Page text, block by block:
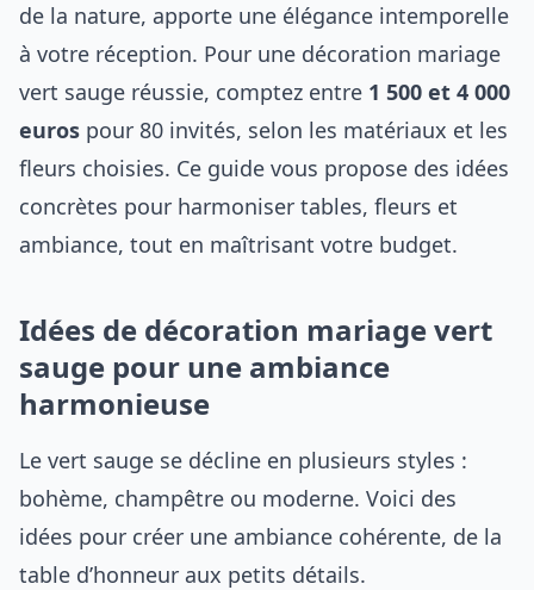
de la nature, apporte une élégance intemporelle
à votre réception. Pour une décoration mariage
vert sauge réussie, comptez entre 1 500 et 4 000
euros pour 80 invités, selon les matériaux et les
fleurs choisies. Ce guide vous propose des idées
concrètes pour harmoniser tables, fleurs et
ambiance, tout en maîtrisant votre budget.
Idées de décoration mariage vert
sauge pour une ambiance
harmonieuse
Le vert sauge se décline en plusieurs styles :
bohème, champêtre ou moderne. Voici des
idées pour créer une ambiance cohérente, de la
table d’honneur aux petits détails.